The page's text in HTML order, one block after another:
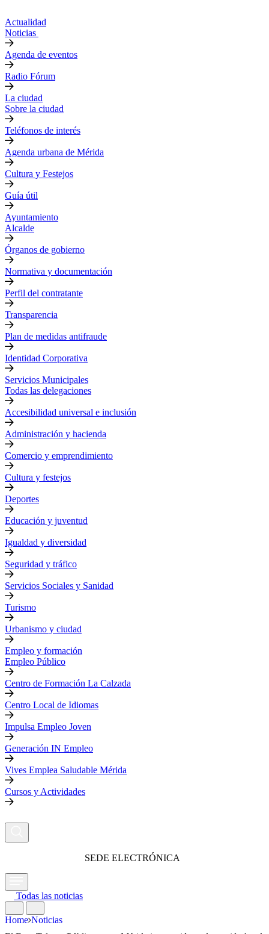
Actualidad
Noticias
Agenda de eventos
Radio Fórum
La ciudad
Sobre la ciudad
Teléfonos de interés
Agenda urbana de Mérida
Cultura y Festejos
Guía útil
Ayuntamiento
Alcalde
Órganos de gobierno
Normativa y documentación
Perfil del contratante
Transparencia
Plan de medidas antifraude
Identidad Corporativa
Servicios Municipales
Todas las delegaciones
Accesibilidad universal e inclusión
Administración y hacienda
Comercio y emprendimiento
Cultura y festejos
Deportes
Educación y juventud
Igualdad y diversidad
Seguridad y tráfico
Servicios Sociales y Sanidad
Turismo
Urbanismo y ciudad
Empleo y formación
Empleo Público
Centro de Formación La Calzada
Centro Local de Idiomas
Impulsa Empleo Joven
Generación IN Empleo
Vives Emplea Saludable Mérida
Cursos y Actividades
SEDE ELECTRÓNICA
Todas las noticias
Home Noticias